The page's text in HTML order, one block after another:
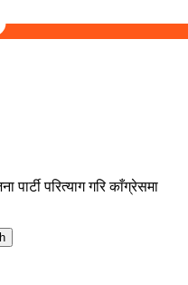
पार्टी परित्याग गरि काँग्रेसमा